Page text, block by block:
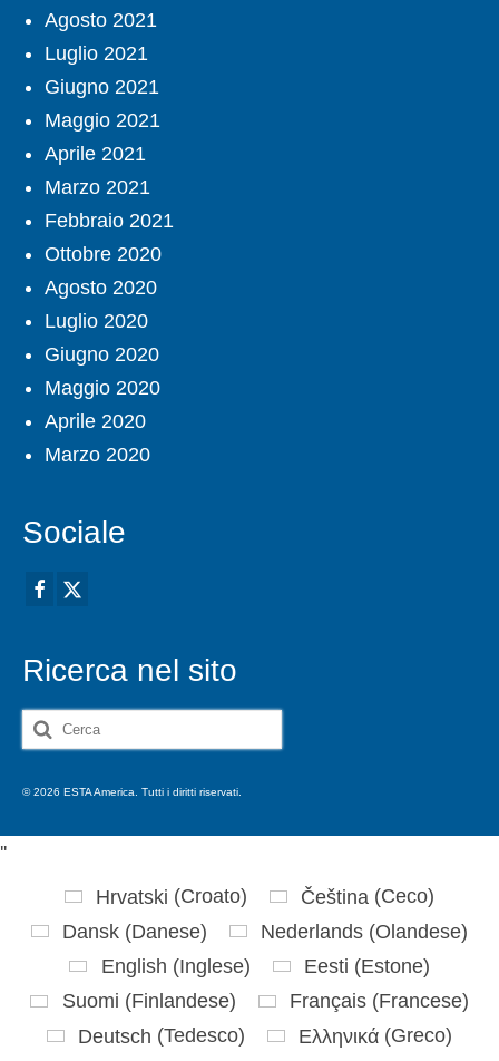
Agosto 2021
Luglio 2021
Giugno 2021
Maggio 2021
Aprile 2021
Marzo 2021
Febbraio 2021
Ottobre 2020
Agosto 2020
Luglio 2020
Giugno 2020
Maggio 2020
Aprile 2020
Marzo 2020
Sociale
Ricerca nel sito
Cerca:
© 2026 ESTA America. Tutti i diritti riservati.
''
Hrvatski (Croato) Čeština (Ceco)
Dansk (Danese) Nederlands (Olandese)
English (Inglese) Eesti (Estone)
Suomi (Finlandese) Français(Francese)
Deutsch (Tedesco) Ελληνικά (Greco)